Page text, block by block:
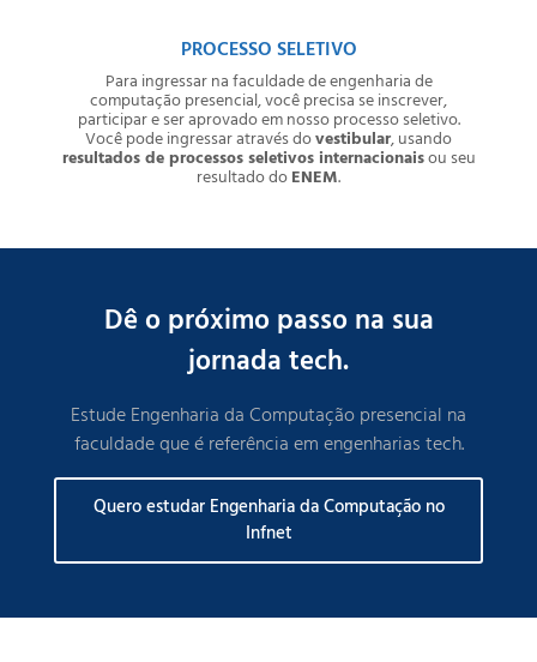
PROCESSO SELETIVO
Para ingressar na faculdade de engenharia de
computação presencial, você precisa se inscrever,
participar e ser aprovado em nosso processo seletivo.
Você pode ingressar através dovestibular, usando
resultados de processos seletivos internacionaisou seu
resultado doENEM.
Dê o próximo passo na sua
jornada tech.
Estude Engenharia da Computação presencial na
faculdade que é referência em engenharias tech.
Quero estudar Engenharia da Computação no
Infnet